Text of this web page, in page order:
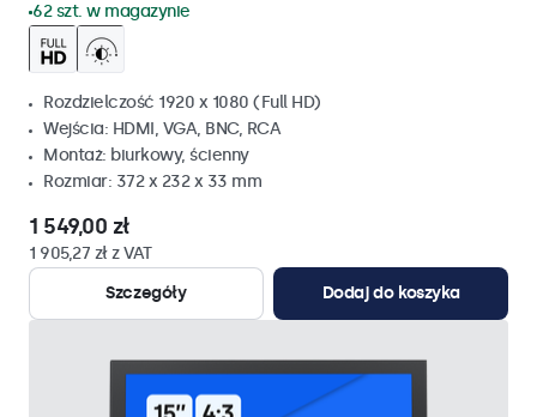
62 szt. w magazynie
Rozdzielczość 1920 x 1080 (Full HD)
Wejścia: HDMI, VGA, BNC, RCA
Montaż: biurkowy, ścienny
Rozmiar: 372 x 232 x 33 mm
1 549,00 zł
1 905,27 zł z VAT
Szczegóły
Dodaj do koszyka